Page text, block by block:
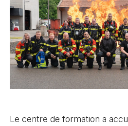
Le centre de formation a